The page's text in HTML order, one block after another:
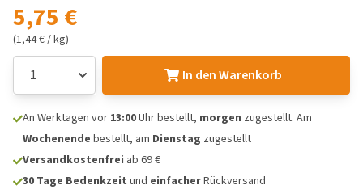
5,75 €
(1,44 € / kg)
In den Warenkorb
An Werktagen vor 13:00Uhr bestellt, morgen zugestellt. Am
Wochenende bestellt, am Dienstag zugestellt
Versandkostenfrei ab 69 €
30 Tage Bedenkzeit und einfacherRückversand